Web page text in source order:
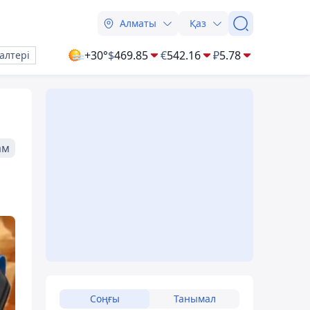
Алматы Қаз
+30°$469.85 €542.16 ₽5.78
Соңғы Танымал